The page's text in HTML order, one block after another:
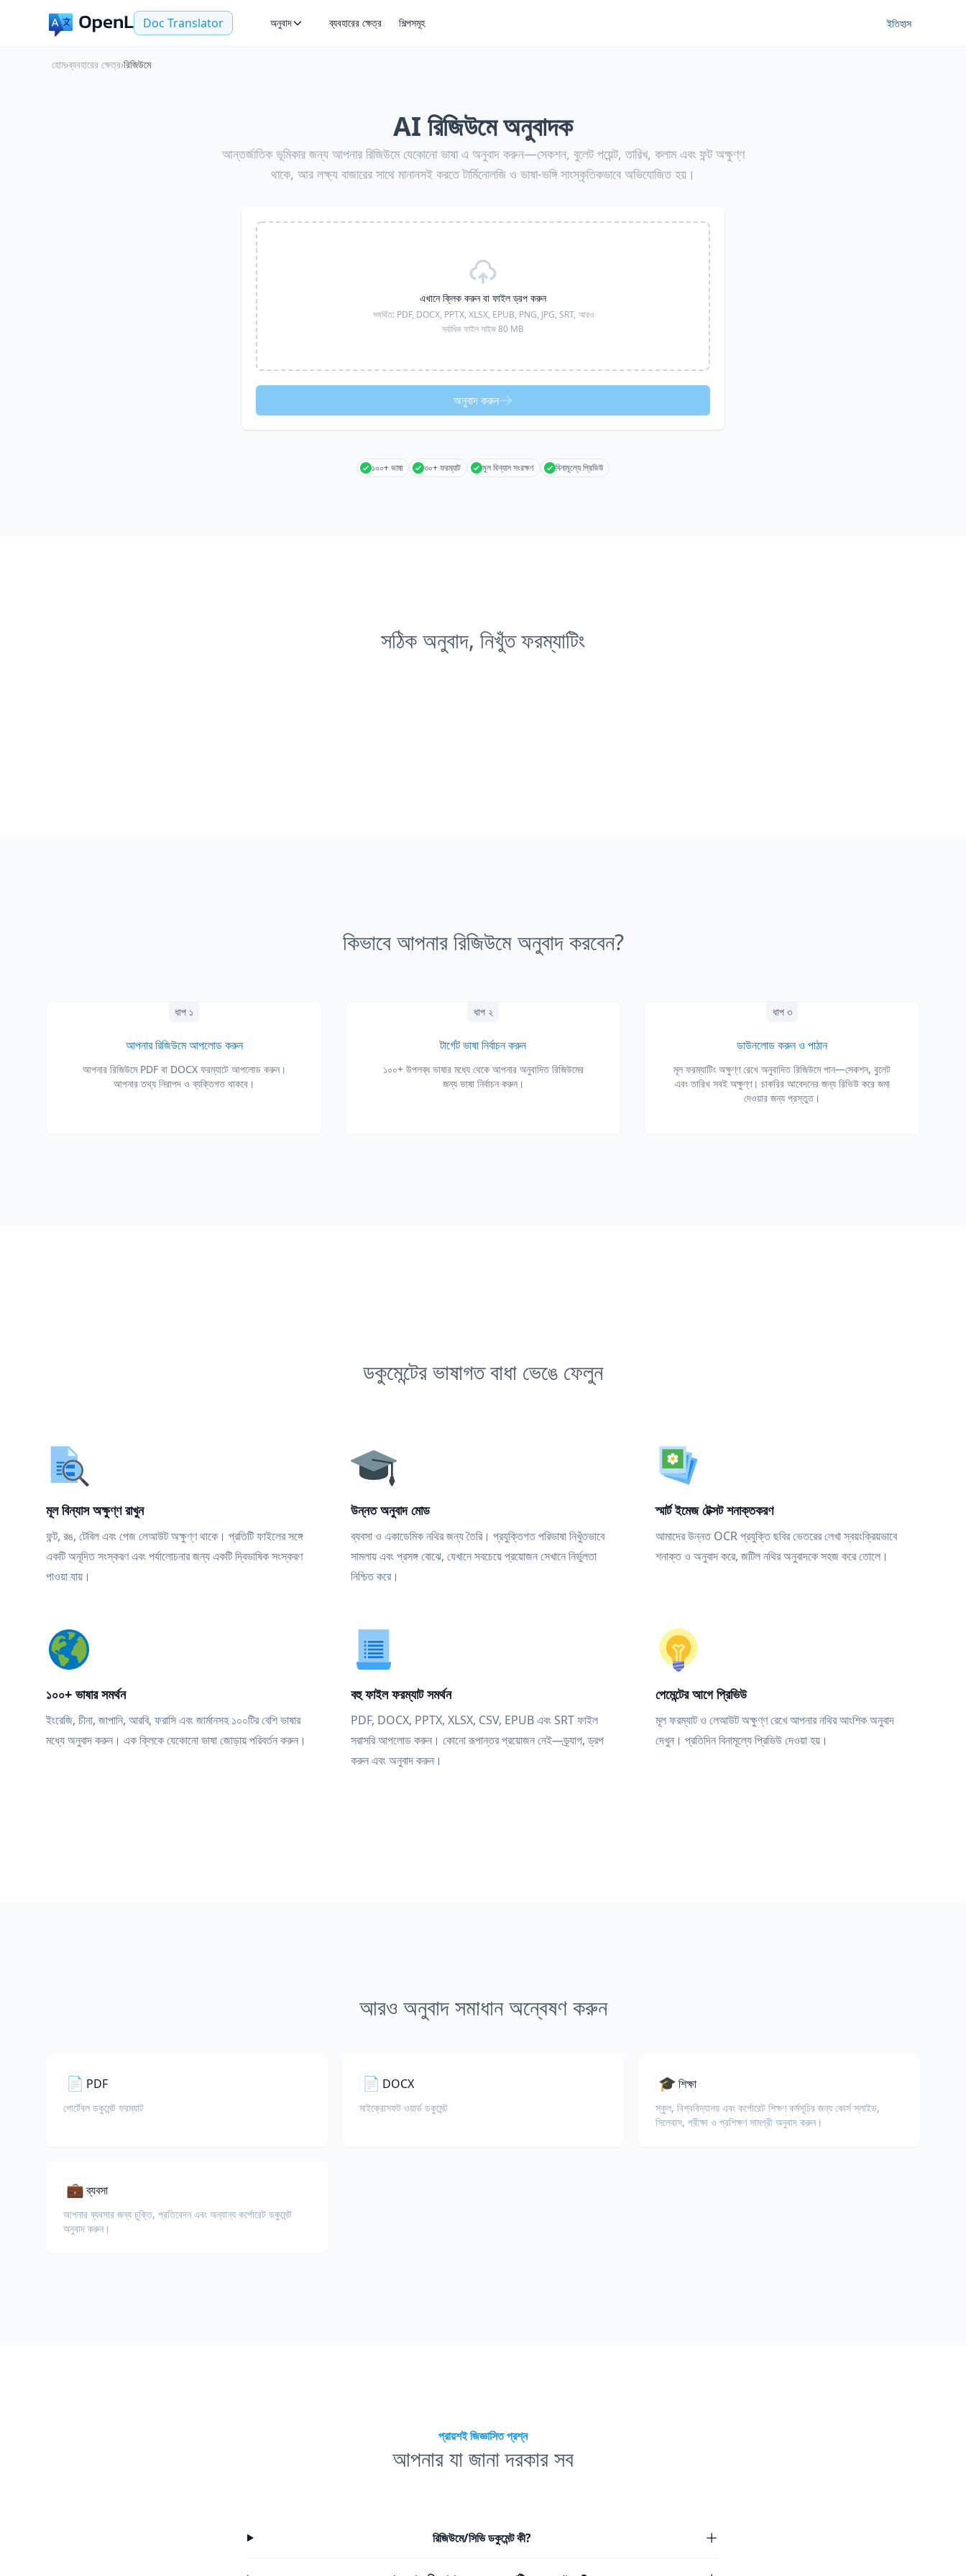
Doc Translator অনুবাদ ব্যবহারের ক্ষেত্র শিল্পসমূহ ইতিহাস
হোম›ব্যবহারের ক্ষেত্র›রিজিউমে
AI রিজিউমে অনুবাদক
আন্তর্জাতিক ভূমিকার জন্য আপনার রিজিউমে যেকোনো ভাষা এ অনুবাদ করুন—সেকশন, বুলেট পয়েন্ট, তারিখ, কলাম এবং ফন্ট অক্ষুণ্ণ
থাকে, আর লক্ষ্য বাজারের সাথে মানানসই করতে টার্মিনোলজি ও ভাষা-ভঙ্গি সাংস্কৃতিকভাবে অভিযোজিত হয়।
এখানে ক্লিক করুন বা ফাইল ড্রপ করুন
সমর্থিত: PDF, DOCX, PPTX, XLSX, EPUB, PNG, JPG, SRT, আরও
সর্বাধিক ফাইল সাইজ 80 MB
অনুবাদ করুন
১০০+ ভাষা ৩০+ ফরম্যাট মূল বিন্যাস সংরক্ষণ বিনামূল্যে প্রিভিউ
সঠিক অনুবাদ, নিখুঁত ফরম্যাটিং
কিভাবে আপনার রিজিউমে অনুবাদ করবেন?
ধাপ ১
আপনার রিজিউমে আপলোড করুন
আপনার রিজিউমে PDF বা DOCX ফরম্যাটে আপলোড করুন।
আপনার তথ্য নিরাপদ ও ব্যক্তিগত থাকবে।
ধাপ ২
টার্গেট ভাষা নির্বাচন করুন
১০০+ উপলব্ধ ভাষার মধ্যে থেকে আপনার অনুবাদিত রিজিউমের
জন্য ভাষা নির্বাচন করুন।
ধাপ ৩
ডাউনলোড করুন ও পাঠান
মূল ফরম্যাটিং অক্ষুণ্ণ রেখে অনুবাদিত রিজিউমে পান—সেকশন, বুলেট
এবং তারিখ সবই অক্ষুণ্ণ। চাকরির আবেদনের জন্য রিভিউ করে জমা
দেওয়ার জন্য প্রস্তুত।
ডকুমেন্টের ভাষাগত বাধা ভেঙে ফেলুন
মূল বিন্যাস অক্ষুণ্ণ রাখুন
ফন্ট, রঙ, টেবিল এবং পেজ লেআউট অক্ষুণ্ণ থাকে। প্রতিটি ফাইলের সঙ্গে
একটি অনূদিত সংস্করণ এবং পর্যালোচনার জন্য একটি দ্বিভাষিক সংস্করণ
পাওয়া যায়।
উন্নত অনুবাদ মোড
ব্যবসা ও একাডেমিক নথির জন্য তৈরি। প্রযুক্তিগত পরিভাষা নিখুঁতভাবে
সামলায় এবং প্রসঙ্গ বোঝে, যেখানে সবচেয়ে প্রয়োজন সেখানে নির্ভুলতা
নিশ্চিত করে।
স্মার্ট ইমেজ টেক্সট শনাক্তকরণ
আমাদের উন্নত OCR প্রযুক্তি ছবির ভেতরের লেখা স্বয়ংক্রিয়ভাবে
শনাক্ত ও অনুবাদ করে, জটিল নথির অনুবাদকে সহজ করে তোলে।
১০০+ ভাষার সমর্থন
ইংরেজি, চীনা, জাপানি, আরবি, ফরাসি এবং জার্মানসহ ১০০টির বেশি ভাষার
মধ্যে অনুবাদ করুন। এক ক্লিকে যেকোনো ভাষা জোড়ায় পরিবর্তন করুন।
বহু ফাইল ফরম্যাট সমর্থন
PDF, DOCX, PPTX, XLSX, CSV, EPUB এবং SRT ফাইল
সরাসরি আপলোড করুন। কোনো রূপান্তর প্রয়োজন নেই—ড্র্যাগ, ড্রপ
করুন এবং অনুবাদ করুন।
পেমেন্টের আগে প্রিভিউ
মূল ফরম্যাট ও লেআউট অক্ষুণ্ণ রেখে আপনার নথির আংশিক অনুবাদ
দেখুন। প্রতিদিন বিনামূল্যে প্রিভিউ দেওয়া হয়।
আরও অনুবাদ সমাধান অন্বেষণ করুন
📄 PDF
পোর্টেবল ডকুমেন্ট ফরম্যাট
📄 DOCX
মাইক্রোসফট ওয়ার্ড ডকুমেন্ট
🎓শিক্ষা
স্কুল, বিশ্ববিদ্যালয় এবং কর্পোরেট শিক্ষণ কর্মসূচির জন্য কোর্স স্লাইড,
সিলেবাস, পরীক্ষা ও প্রশিক্ষণ সামগ্রী অনুবাদ করুন।
💼ব্যবসা
আপনার ব্যবসার জন্য চুক্তি, প্রতিবেদন এবং অন্যান্য কর্পোরেট ডকুমেন্ট
অনুবাদ করুন।
প্রায়শই জিজ্ঞাসিত প্রশ্ন
আপনার যা জানা দরকার সব
রিজিউমে/সিভি ডকুমেন্ট কী?